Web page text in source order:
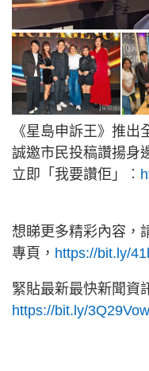
《星島申訴王》推
誠邀市民投稿讚揚身
立即「我要讚佢」︰
想睇更多精彩內容，
專頁， https://bit.ly/
緊貼最新最快新聞資
https://bit.ly/3Q29Vow